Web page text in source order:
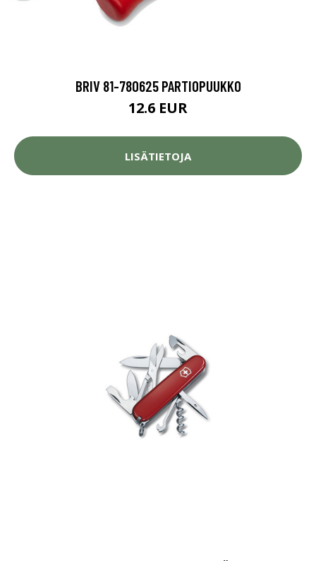
BRIV 81-780625 PARTIOPUUKKO
12.6 EUR
LISÄTIETOJA